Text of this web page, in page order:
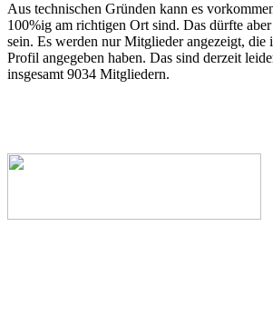
Aus technischen Gründen kann es
100%ig am richtigen Ort sind. Das dürfte
sein. Es werden nur Mitglieder angezeigt, die
Profil angegeben haben. Das sind derzeit
insgesamt 9034 Mitgliedern.